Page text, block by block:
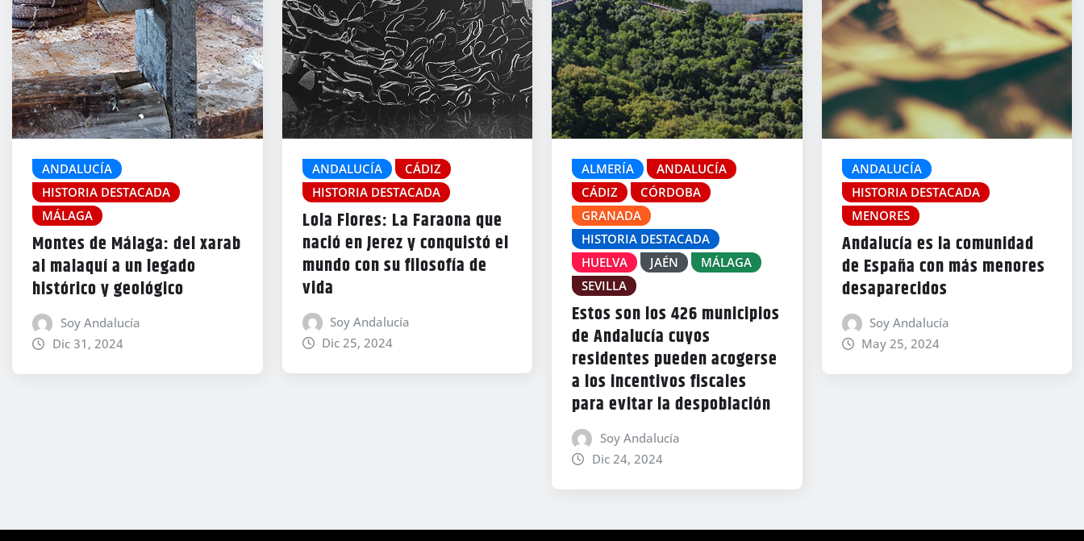
ANDALUCÍA
HISTORIA DESTACADA
MÁLAGA
Montes de Málaga: del xarab
al malaquí a un legado
histórico y geológico
Soy Andalucía
Dic 31, 2024
ANDALUCÍA
CÁDIZ
HISTORIA DESTACADA
Lola Flores: La Faraona que
nació en Jerez y conquistó el
mundo con su filosofía de
vida
Soy Andalucía
Dic 25, 2024
ALMERÍA
ANDALUCÍA
CÁDIZ
CÓRDOBA
GRANADA
HISTORIA DESTACADA
HUELVA
JAÉN
MÁLAGA
SEVILLA
Estos son los 426 municipios
de Andalucía cuyos
residentes pueden acogerse
a los incentivos fiscales
para evitar la despoblación
Soy Andalucía
Dic 24, 2024
ANDALUCÍA
HISTORIA DESTACADA
MENORES
Andalucía es la comunidad
de España con más menores
desaparecidos
Soy Andalucía
May 25, 2024